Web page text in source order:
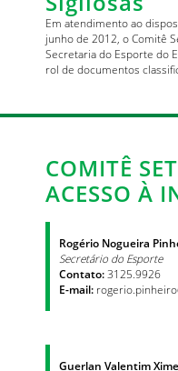
Em atendimento ao
junho de 2012, o Comitê
Secretaria do Esporte do
rol de documentos
COMITÊ
ACESSO À
Rogério Nogueira
Secretário do Esporte
Contato:3125.9926
E-mail:
Guerlan Valentim